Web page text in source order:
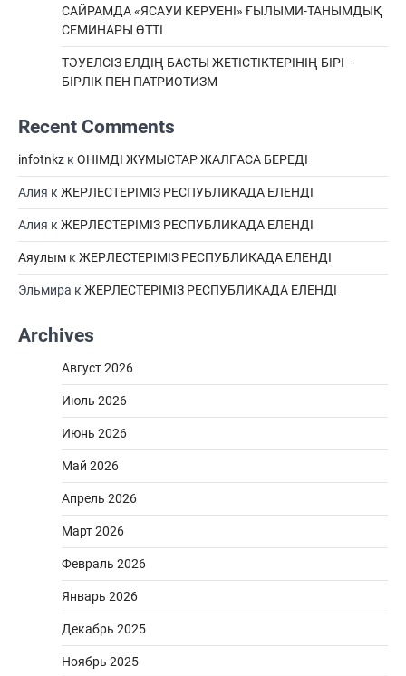
САЙРАМДА «ЯСАУИ КЕРУЕНІ» ҒЫЛЫМИ-ТАНЫМДЫҚ
СЕМИНАРЫ ӨТТІ
ТӘУЕЛСІЗ ЕЛДІҢ БАСТЫ ЖЕТІСТІКТЕРІНІҢ БІРІ –
БІРЛІК ПЕН ПАТРИОТИЗМ
Recent Comments
infotnkz к ӨНІМДІ ЖҰМЫСТАР ЖАЛҒАСА БЕРЕДІ
Алия к ЖЕРЛЕСТЕРІМІЗ РЕСПУБЛИКАДА ЕЛЕНДІ
Алия к ЖЕРЛЕСТЕРІМІЗ РЕСПУБЛИКАДА ЕЛЕНДІ
Аяулым к ЖЕРЛЕСТЕРІМІЗ РЕСПУБЛИКАДА ЕЛЕНДІ
Эльмира к ЖЕРЛЕСТЕРІМІЗ РЕСПУБЛИКАДА ЕЛЕНДІ
Archives
Август 2026
Июль 2026
Июнь 2026
Май 2026
Апрель 2026
Март 2026
Февраль 2026
Январь 2026
Декабрь 2025
Ноябрь 2025